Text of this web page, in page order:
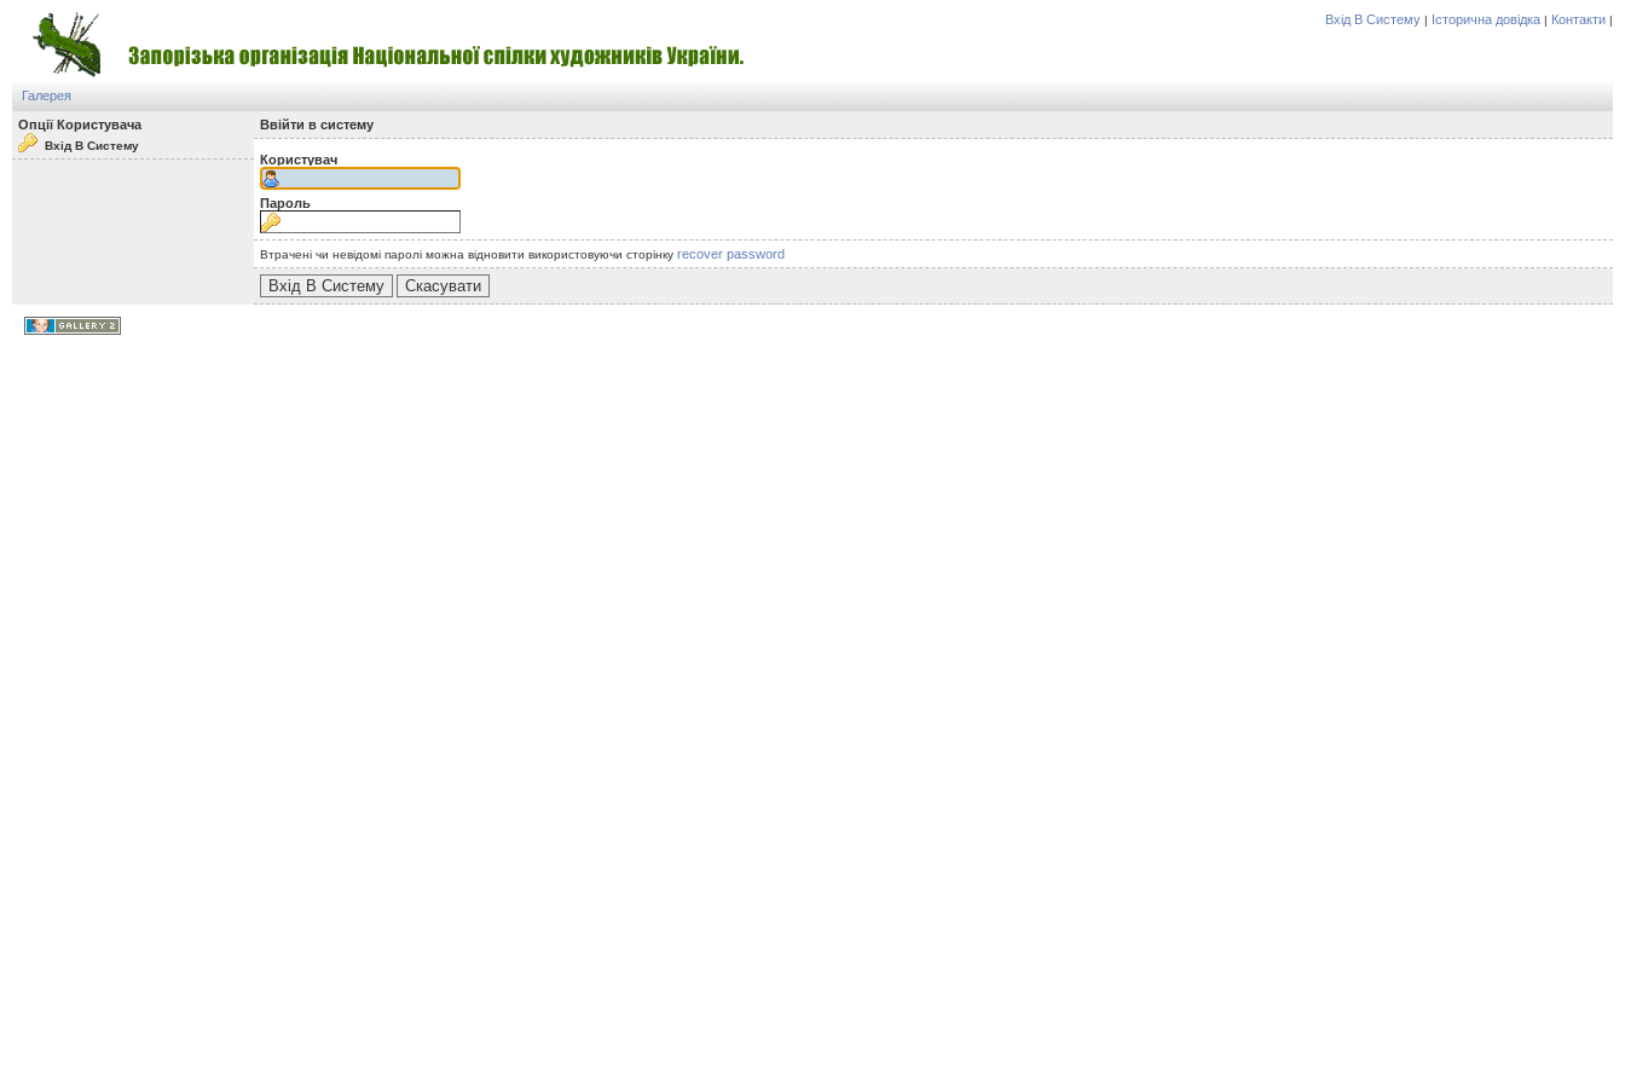
Вхід В Систему | Історична довідка | Контакти |
Галерея
Опції Користувача
Вхід В Систему
Ввійти в систему
Користувач
Пароль
Втрачені чи невідомі паролі можна відновити використовуючи сторінку recover password